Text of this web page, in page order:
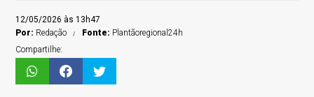
12/05/2026 às 13h47
Por: Redação Fonte: Plantãoregional24h
Compartilhe: